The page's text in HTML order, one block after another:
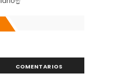
COMENTARIOS